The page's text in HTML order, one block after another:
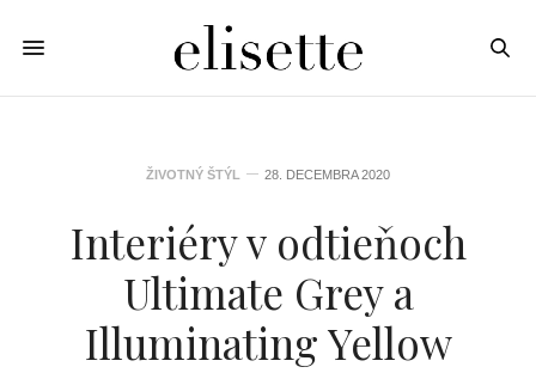
ŽIVOTNÝ ŠTÝL 28. DECEMBRA 2020
Interiéry v odtieňoch
Ultimate Grey a
Illuminating Yellow